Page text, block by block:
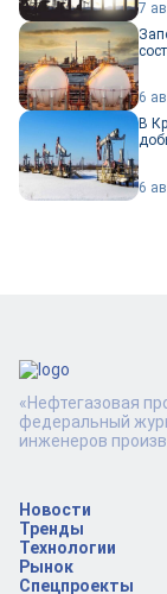
7
6
В
6
Новости
Тренды
Технологии
Рынок
Спецпроекты
«Нефтегазовая
федеральный
инженеров